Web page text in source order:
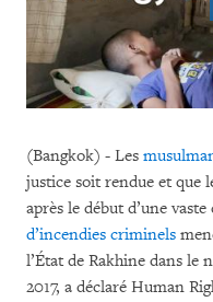
(Bangkok) - Les
justice soit rendue et que
après le début d’une vaste
d’incendies criminels
l’État de Rakhine dans le
2017, a déclaré Human